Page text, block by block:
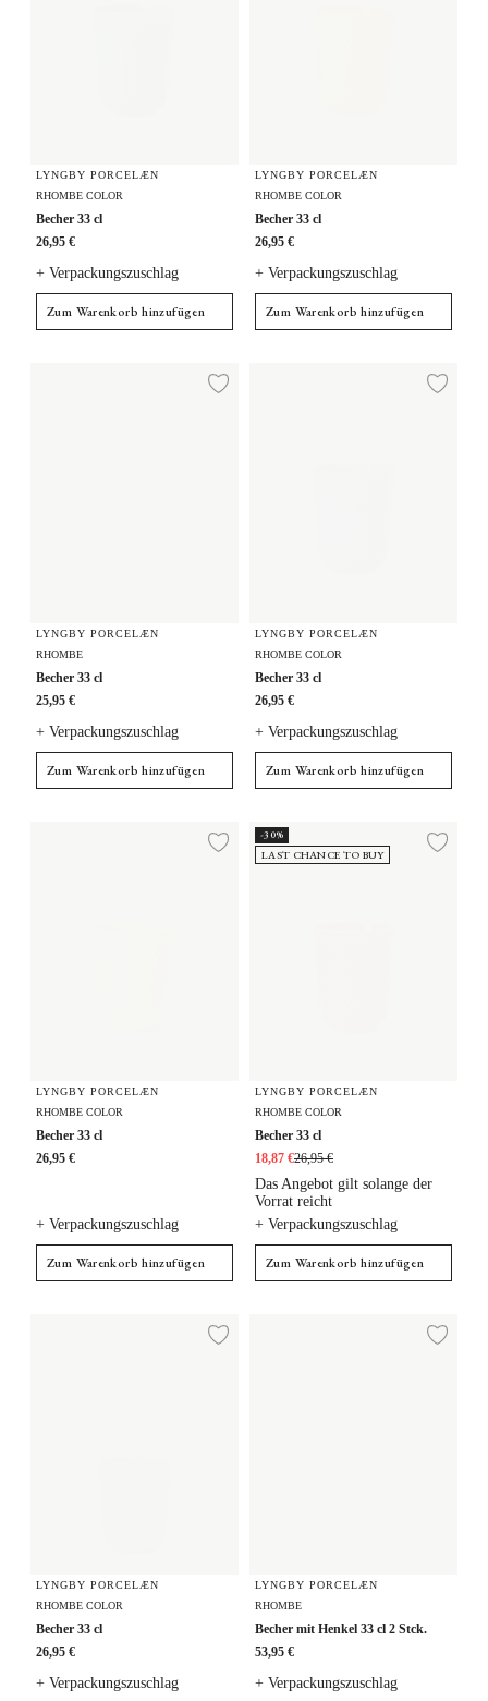
LYNGBY PORCELÆN
RHOMBE COLOR
Becher 33 cl
26,95 €
+ Verpackungszuschlag
Zum Warenkorb hinzufügen
LYNGBY PORCELÆN
RHOMBE COLOR
Becher 33 cl
26,95 €
+ Verpackungszuschlag
Zum Warenkorb hinzufügen
Zur Wunschliste
LYNGBY PORCELÆN
RHOMBE
Becher 33 cl
25,95 €
+ Verpackungszuschlag
Zum Warenkorb hinzufügen
LYNGBY PORCELÆN
RHOMBE COLOR
Becher 33 cl
26,95 €
+ Verpackungszuschlag
Zum Warenkorb hinzufügen
Zur Wunschliste
LYNGBY PORCELÆN
RHOMBE COLOR
Becher 33 cl
26,95 €
+ Verpackungszuschlag
Zum Warenkorb hinzufügen
Becher 33 cl
-30%
LAST CHANCE TO BUY
LYNGBY PORCELÆN
RHOMBE COLOR
Becher 33 cl
18,87 €26,95 €
+ Verpackungszuschlag
Das Angebot gilt solange der
Vorrat reicht
Zum Warenkorb hinzufügen
Zur Wunschliste
LYNGBY PORCELÆN
RHOMBE COLOR
Becher 33 cl
26,95 €
+ Verpackungszuschlag
Becher mit Henkel 33 cl 2 Stck.
LYNGBY PORCELÆN
RHOMBE
Becher mit Henkel 33 cl 2 Stck.
53,95 €
+ Verpackungszuschlag